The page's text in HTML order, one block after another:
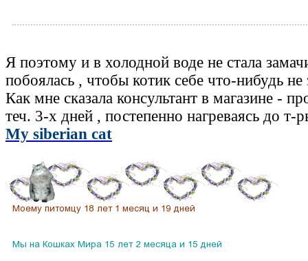
Я поэтому и в холодной воде не стала
побоялась , чтобы котик себе что-нибудь не
Как мне сказала консультант в магазине -
теч. 3-х дней , постепенно нагреваясь до т-
My siberian cat